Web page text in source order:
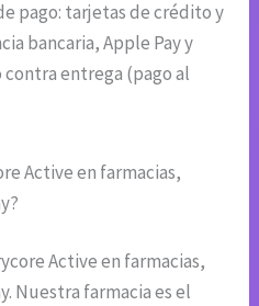
pago: tarjetas de crédito y
bancaria, Apple Pay y
contra entrega (pago al
Active en farmacias,
Active en farmacias,
Nuestra farmacia es el